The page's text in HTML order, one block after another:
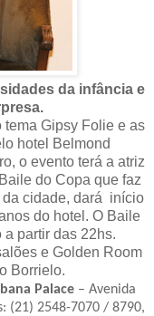
da infância e
Gipsy Folie e as
hotel Belmond
o evento terá a atriz
do Copa que faz
da cidade, dará início
do hotel. O Baile
partir das 22hs.
e Golden Room
Borrielo.
Palace– Avenida
(21) 2548-7070 / 8790,